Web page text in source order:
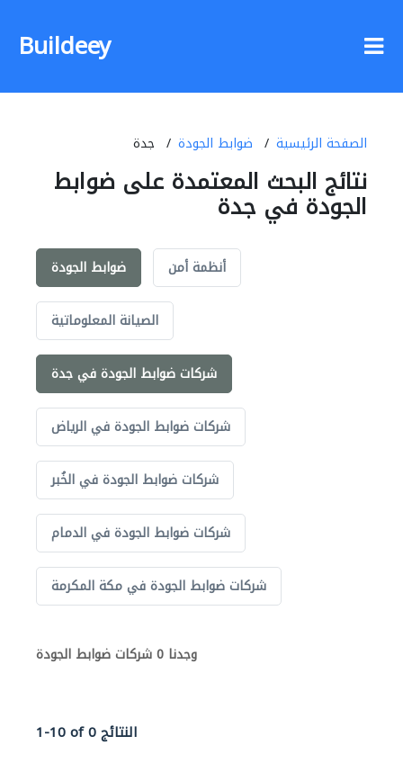
Buildeey
الصفحة الرئيسية ضوابط الجودة جدة
نتائج البحث المعتمدة على ضوابط
الجودة في جدة
ضوابط الجودة أنظمة أمن
الصيانة المعلوماتية
شركات ضوابط الجودة في جدة
شركات ضوابط الجودة في الرياض
شركات ضوابط الجودة في الخُبر
شركات ضوابط الجودة في الدمام
شركات ضوابط الجودة في مكة المكرمة
وجدنا 0 شركات ضوابط الجودة
1-10 of 0 النتائج